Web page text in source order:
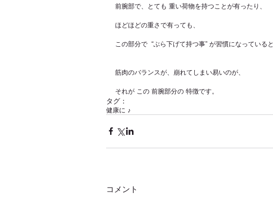
前腕部で、とても 重い荷物を持つことが有ったり、
ほどほどの重さで有っても、
この部分で  “ぶら下げて持つ事” が習慣になっていると
筋肉のバランスが、崩れてしまい易いのが、
それが この 前腕部分の 特徴です。
タグ：
健康に ♪
コメント